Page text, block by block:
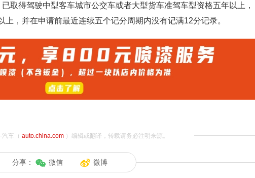
取得驾驶中型客车城市公交车或者大型货车准驾车型资格五年以上，
，并在申请前最近连续五个记分周期内没有记满12分记录。
汽车（ auto.china.com）编辑或翻译，转载请务必注明来源。
分享： 微信 微博